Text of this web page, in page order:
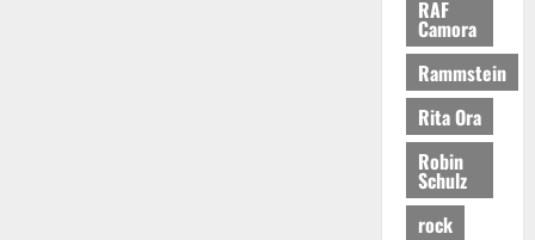
RAF
Camora
Rammstein
Rita Ora
Robin
Schulz
rock